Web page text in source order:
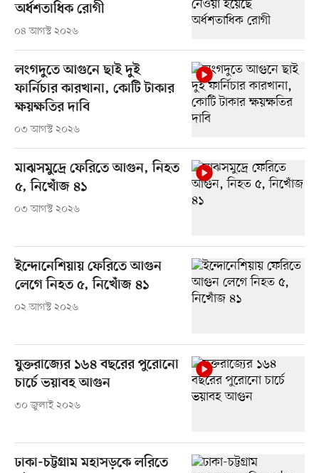
অর্ধশতাধিক রোগী
০৪ আগস্ট ২০২৬
লংগদুতে আগুনে ছাই দুই
ফার্নিচার কারখানা, কোটি টাকার
ক্ষয়ক্ষতির দাবি
০৩ আগস্ট ২০২৬
মাঝসমুদ্রে ফেরিতে আগুন, নিহত
৫, নিখোঁজ ৪১
০৩ আগস্ট ২০২৬
ইন্দোনেশিয়ায় ফেরিতে আগুন
লেগে নিহত ৫, নিখোঁজ ৪১
০২ আগস্ট ২০২৬
যুক্তরাজ্যের ১৬৪ বছরের পুরোনো
চার্চে ভয়াবহ আগুন
৩০ জুলাই ২০২৬
ঢাকা-চট্টগ্রাম মহাসড়কে লরিতে